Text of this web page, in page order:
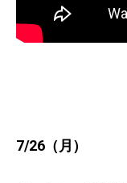
7/26（月）